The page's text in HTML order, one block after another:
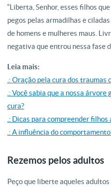
“Liberta, Senhor, esses filhos
pegos pelas armadilhas e
de homens e mulheres maus.
negativa que entrou nessa fase
Leia mais:
.: Oração pela cura dos
.: Você sabia que a nossa
cura?
.: Dicas para compreender filhos
.: A influência do
Rezemos pelos adultos
Peço que liberte aqueles